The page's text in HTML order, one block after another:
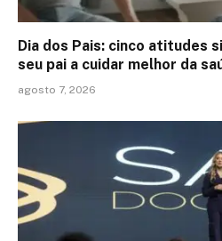
Dia dos Pais: cinco atitudes
seu pai a cuidar melhor da
agosto 7, 2026